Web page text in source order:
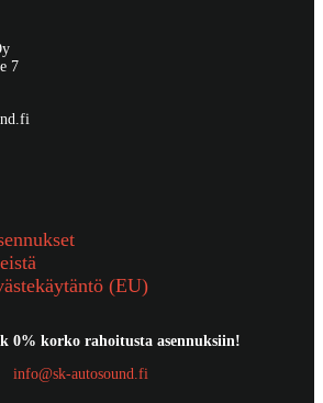
7
(EU)
0% korko rahoitusta asennuksiin!
info@sk-autosound.fi